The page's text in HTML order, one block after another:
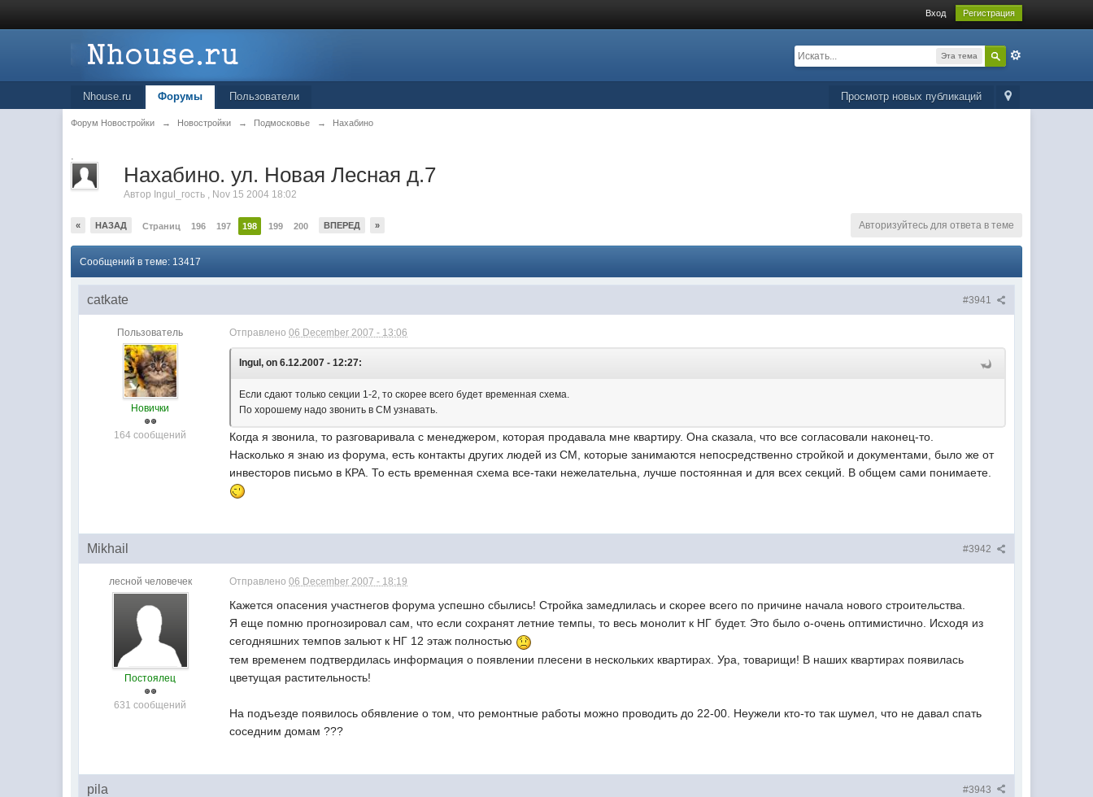
Вход Регистрация
Эта тема
Просмотр новых публикаций
Nhouse.ru Форумы Пользователи
Форум Новостройки → Новостройки → Подмосковье → Нахабино
.
Нахабино. ул. Новая Лесная д.7
Автор Ingul_гость , Nov 15 2004 18:02
« НАЗАД Страниц 196 197 198 199 200 ВПЕРЕД » Авторизуйтесь для ответа в теме
Сообщений в теме: 13417
#3941
catkate
Пользователь
Новички
164 сообщений
Отправлено06 December 2007 - 13:06
Ingul, on 6.12.2007 - 12:27:
Если сдают только секции 1-2, то скорее всего будет временная схема.
По хорошему надо звонить в СМ узнавать.
Когда я звонила, то разговаривала с менеджером, которая продавала мне квартиру. Она сказала, что все согласовали наконец-то.
Насколько я знаю из форума, есть контакты других людей из СМ, которые занимаются непосредственно стройкой и документами, было же от
инвесторов письмо в КРА. То есть временная схема все-таки нежелательна, лучше постоянная и для всех секций. В общем сами понимаете.
#3942
Mikhail
лесной человечек
Постоялец
631 сообщений
Отправлено06 December 2007 - 18:19
Кажется опасения участнегов форума успешно сбылись! Стройка замедлилась и скорее всего по причине начала нового строительства.
Я еще помню прогнозировал сам, что если сохранят летние темпы, то весь монолит к НГ будет. Это было о-очень оптимистично. Исходя из
сегодняшних темпов зальют к НГ 12 этаж полностью
тем временем подтвердилась информация о появлении плесени в нескольких квартирах. Ура, товарищи! В наших квартирах появилась
цветущая растительность!
На подъезде появилось обявление о том, что ремонтные работы можно проводить до 22-00. Неужели кто-то так шумел, что не давал спать
соседним домам ???
#3943
pila